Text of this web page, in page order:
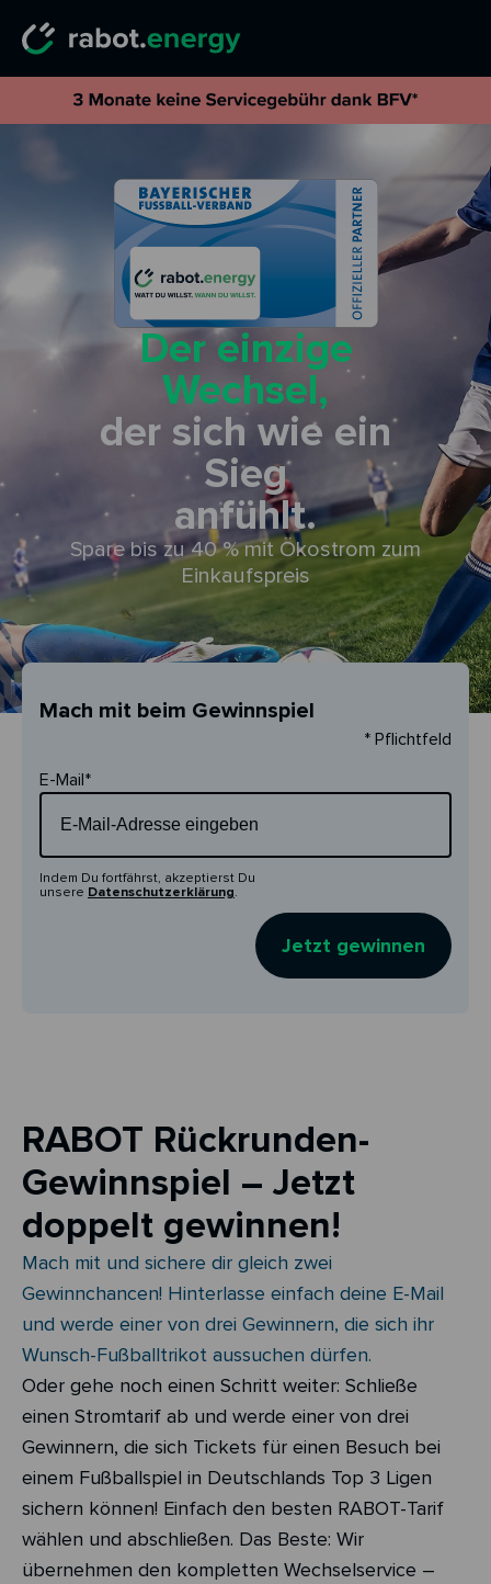
Der einzige
Wechsel,
der sich wie ein
Sieg
anfühlt.
Spare bis zu 40 % mit Ökostrom zum
Einkaufspreis
Mach mit beim Gewinnspiel
* Pflichtfeld
E-Mail*
Indem Du fortfährst, akzeptierst Du
unsere Datenschutzerklärung.
Jetzt gewinnen
RABOT Rückrunden-
Gewinnspiel – Jetzt
doppelt gewinnen!
Mach mit und sichere dir gleich zwei
Gewinnchancen! Hinterlasse einfach deine E-Mail
und werde einer von drei Gewinnern, die sich ihr
Wunsch-Fußballtrikot aussuchen dürfen.
Oder gehe noch einen Schritt weiter: Schließe
einen Stromtarif ab und werde einer von drei
Gewinnern, die sich Tickets für einen Besuch bei
einem Fußballspiel in Deutschlands Top 3 Ligen
sichern können! Einfach den besten RABOT-Tarif
wählen und abschließen. Das Beste: Wir
übernehmen den kompletten Wechselservice –